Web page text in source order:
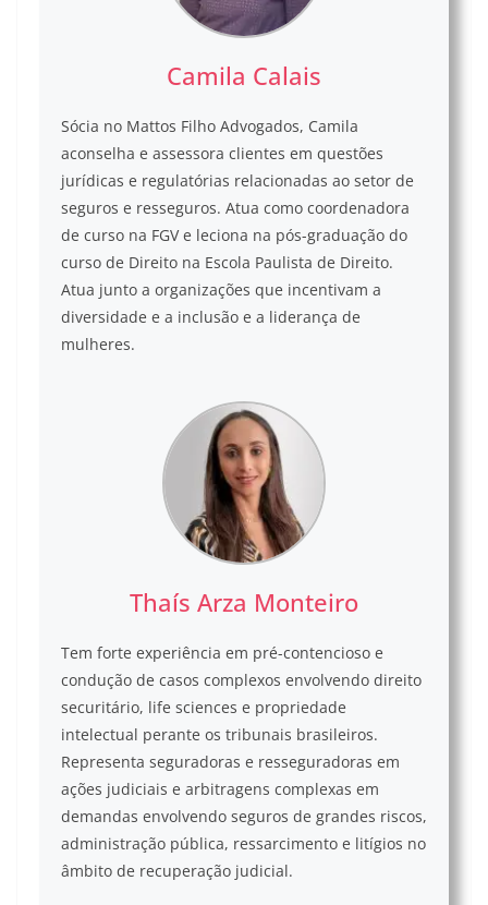
Camila Calais
Sócia no Mattos Filho Advogados, Camila
aconselha e assessora clientes em questões
jurídicas e regulatórias relacionadas ao setor de
seguros e resseguros. Atua como coordenadora
de curso na FGV e leciona na pós-graduação do
curso de Direito na Escola Paulista de Direito.
Atua junto a organizações que incentivam a
diversidade e a inclusão e a liderança de
mulheres.
Thaís Arza Monteiro
Tem forte experiência em pré-contencioso e
condução de casos complexos envolvendo direito
securitário, life sciences e propriedade
intelectual perante os tribunais brasileiros.
Representa seguradoras e resseguradoras em
ações judiciais e arbitragens complexas em
demandas envolvendo seguros de grandes riscos,
administração pública, ressarcimento e litígios no
âmbito de recuperação judicial.